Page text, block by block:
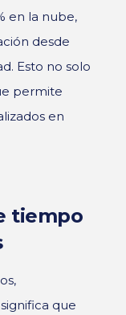
en la nube,
desde
Esto no solo
permite
en
tiempo
que